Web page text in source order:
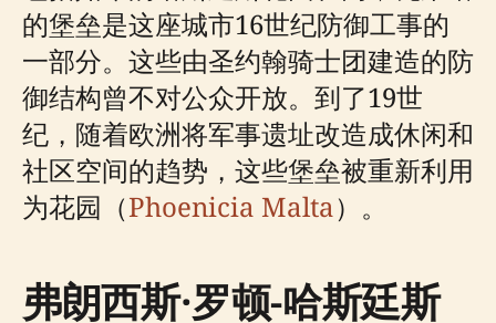
的堡垒是这座城市16世纪防御工事的
一部分。这些由圣约翰骑士团建造的防
御结构曾不对公众开放。到了19世
纪，随着欧洲将军事遗址改造成休闲和
社区空间的趋势，这些堡垒被重新利用
为花园（Phoenicia Malta）。
弗朗西斯·罗顿-哈斯廷斯